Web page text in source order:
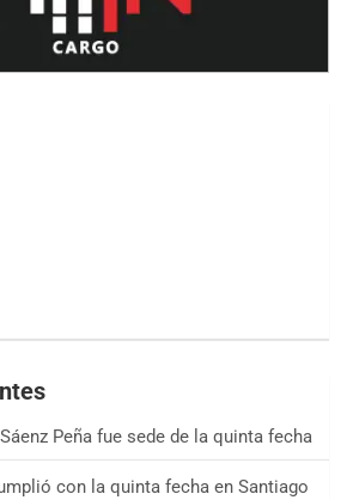
Peña fue sede de la quinta fecha
con la quinta fecha en Santiago